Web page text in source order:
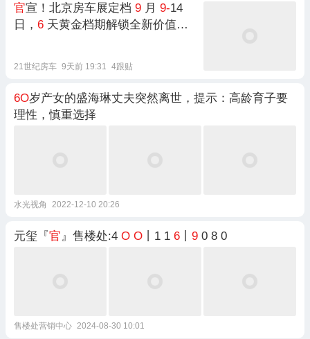
官宣！北京房车展定档 9 月 9-14
日， 6 天黄金档期解锁全新价值盛
21世纪房车 9天前 19:31 4跟贴
6O岁产女的盛海琳丈夫突然离世，提示：高龄育子要
理性，慎重选择
水光视角 2022-12-10 20:26
元玺『 官』售楼处:4 O O 丨1 1 6 9 0 8 0
售楼处营销中心 2024-08-30 10:01